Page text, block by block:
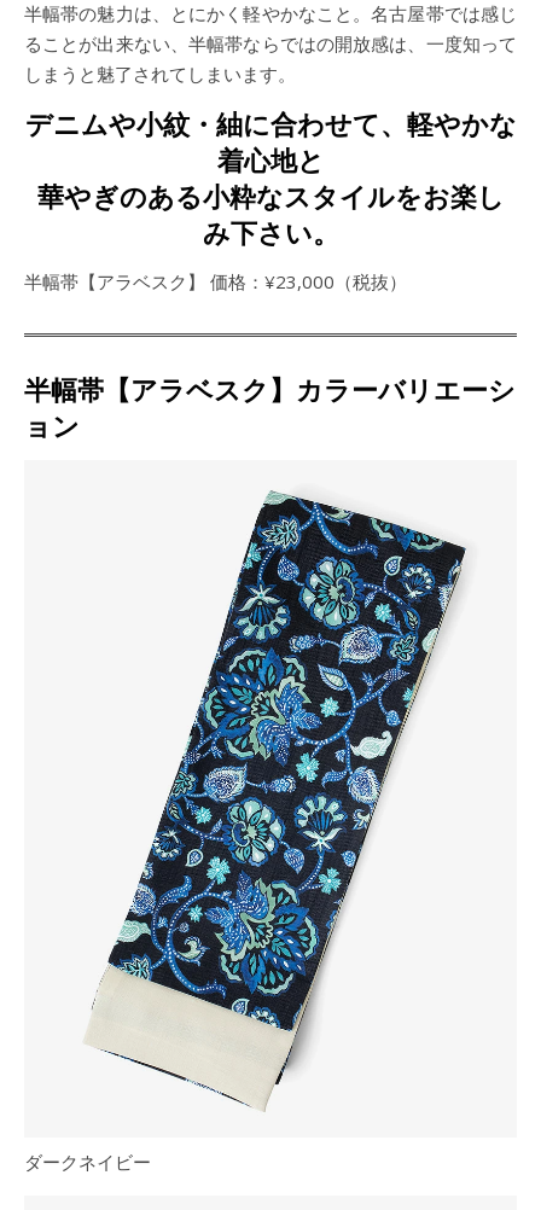
半幅帯の魅力は、とにかく軽やかなこと。名古屋帯では感じ
ることが出来ない、半幅帯ならではの開放感は、一度知って
しまうと魅了されてしまいます。
デニムや小紋・紬に合わせて、軽やかな
着心地と
華やぎのある小粋なスタイルをお楽し
み下さい。
半幅帯【アラベスク】 価格：¥23,000（税抜）
半幅帯【アラベスク】カラーバリエーシ
ョン
ダークネイビー